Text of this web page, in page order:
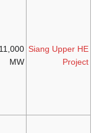
الهند 2009